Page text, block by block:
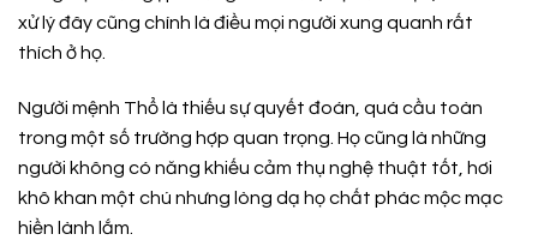
xử lý đây cũng chính là điều mọi người xung quanh rất
thích ở họ.
Người mệnh Thổ là thiếu sự quyết đoán, quá cầu toàn
trong một số trường hợp quan trọng. Họ cũng là những
người không có năng khiếu cảm thụ nghệ thuật tốt, hơi
khô khan một chú nhưng lòng dạ họ chất phác mộc mạc
hiền lành lắm.